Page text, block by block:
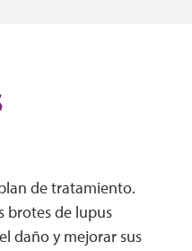
de tratamiento.
brotes de lupus
daño y mejorar sus